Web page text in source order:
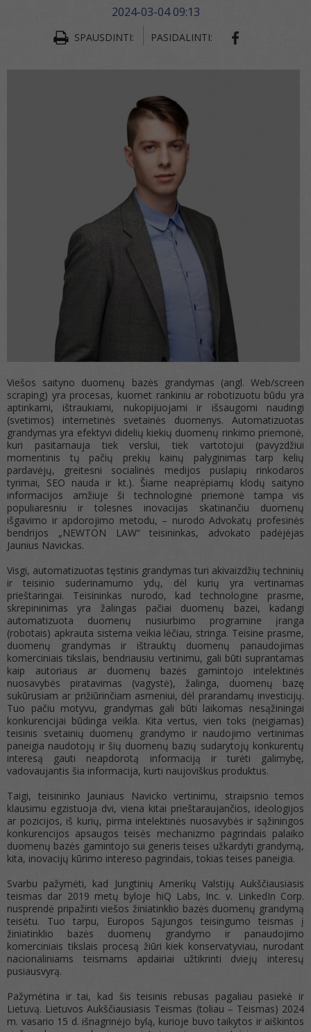
2024-03-04 09:13
SPAUSDINTI: PASIDALINTI:
Viešos saityno duomenų bazės grandymas (angl. Web/screen
scraping) yra procesas, kuomet rankiniu ar robotizuotu būdu yra
aptinkami, ištraukiami, nukopijuojami ir išsaugomi naudingi
(svetimos) internetinės svetainės duomenys. Automatizuotas
grandymas yra efektyvi didelių kiekių duomenų rinkimo priemonė,
kuri pasitarnauja tiek verslui, tiek vartotojui (pavyzdžiui
momentinis tų pačių prekių kainų palyginimas tarp kelių
pardavėjų, greitesni socialinės medijos puslapių rinkodaros
tyrimai, SEO nauda ir kt.). Šiame neaprėpiamų klodų saityno
informacijos amžiuje ši technologinė priemonė tampa vis
populiaresniu ir tolesnes inovacijas skatinančiu duomenų
išgavimo ir apdorojimo metodu, – nurodo Advokatų profesinės
bendrijos „NEWTON LAW“ teisininkas, advokato padėjėjas
Jaunius Navickas.
Visgi, automatizuotas tęstinis grandymas turi akivaizdžių techninių
ir teisinio suderinamumo ydų, dėl kurių yra vertinamas
prieštaringai. Teisininkas nurodo, kad technologine prasme,
skrepininimas yra žalingas pačiai duomenų bazei, kadangi
automatizuota duomenų nusiurbimo programine įranga
(robotais) apkrauta sistema veikia lėčiau, stringa. Teisine prasme,
duomenų grandymas ir ištrauktų duomenų panaudojimas
komerciniais tikslais, bendriausiu vertinimu, gali būti suprantamas
kaip autoriaus ar duomenų bazės gamintojo intelektinės
nuosavybės piratavimas (vagystė), žalinga, duomenų bazę
sukūrusiam ar prižiūrinčiam asmeniui, dėl prarandamų investicijų.
Tuo pačiu motyvu, grandymas gali būti laikomas nesąžiningai
konkurencijai būdinga veikla. Kita vertus, vien toks (neigiamas)
teisinis svetainių duomenų grandymo ir naudojimo vertinimas
paneigia naudotojų ir šių duomenų bazių sudarytojų konkurentų
interesą gauti neapdorotą informaciją ir turėti galimybę,
vadovaujantis šia informacija, kurti naujoviškus produktus.
Taigi, teisininko Jauniaus Navicko vertinimu, straipsnio temos
klausimu egzistuoja dvi, viena kitai prieštaraujančios, ideologijos
ar pozicijos, iš kurių, pirma intelektinės nuosavybės ir sąžiningos
konkurencijos apsaugos teisės mechanizmo pagrindais palaiko
duomenų bazės gamintojo sui generis teises užkardyti grandymą,
kita, inovacijų kūrimo intereso pagrindais, tokias teises paneigia.
Svarbu pažymėti, kad Jungtinių Amerikų Valstijų Aukščiausiasis
teismas dar 2019 metų byloje hiQ Labs, Inc. v. LinkedIn Corp.
nusprendė pripažinti viešos žiniatinklio bazės duomenų grandymą
teisėtu. Tuo tarpu, Europos Sąjungos teisingumo teismas į
žiniatinklio bazės duomenų grandymo ir panaudojimo
komerciniais tikslais procesą žiūri kiek konservatyviau, nurodant
nacionaliniams teismams apdairiai užtikrinti dviejų interesų
pusiausvyrą.
Pažymėtina ir tai, kad šis teisinis rebusas pagaliau pasiekė ir
Lietuvą. Lietuvos Aukščiausiasis Teismas (toliau – Teismas) 2024
m. vasario 15 d. išnagrinėjo bylą, kurioje buvo taikytos ir aiškintos